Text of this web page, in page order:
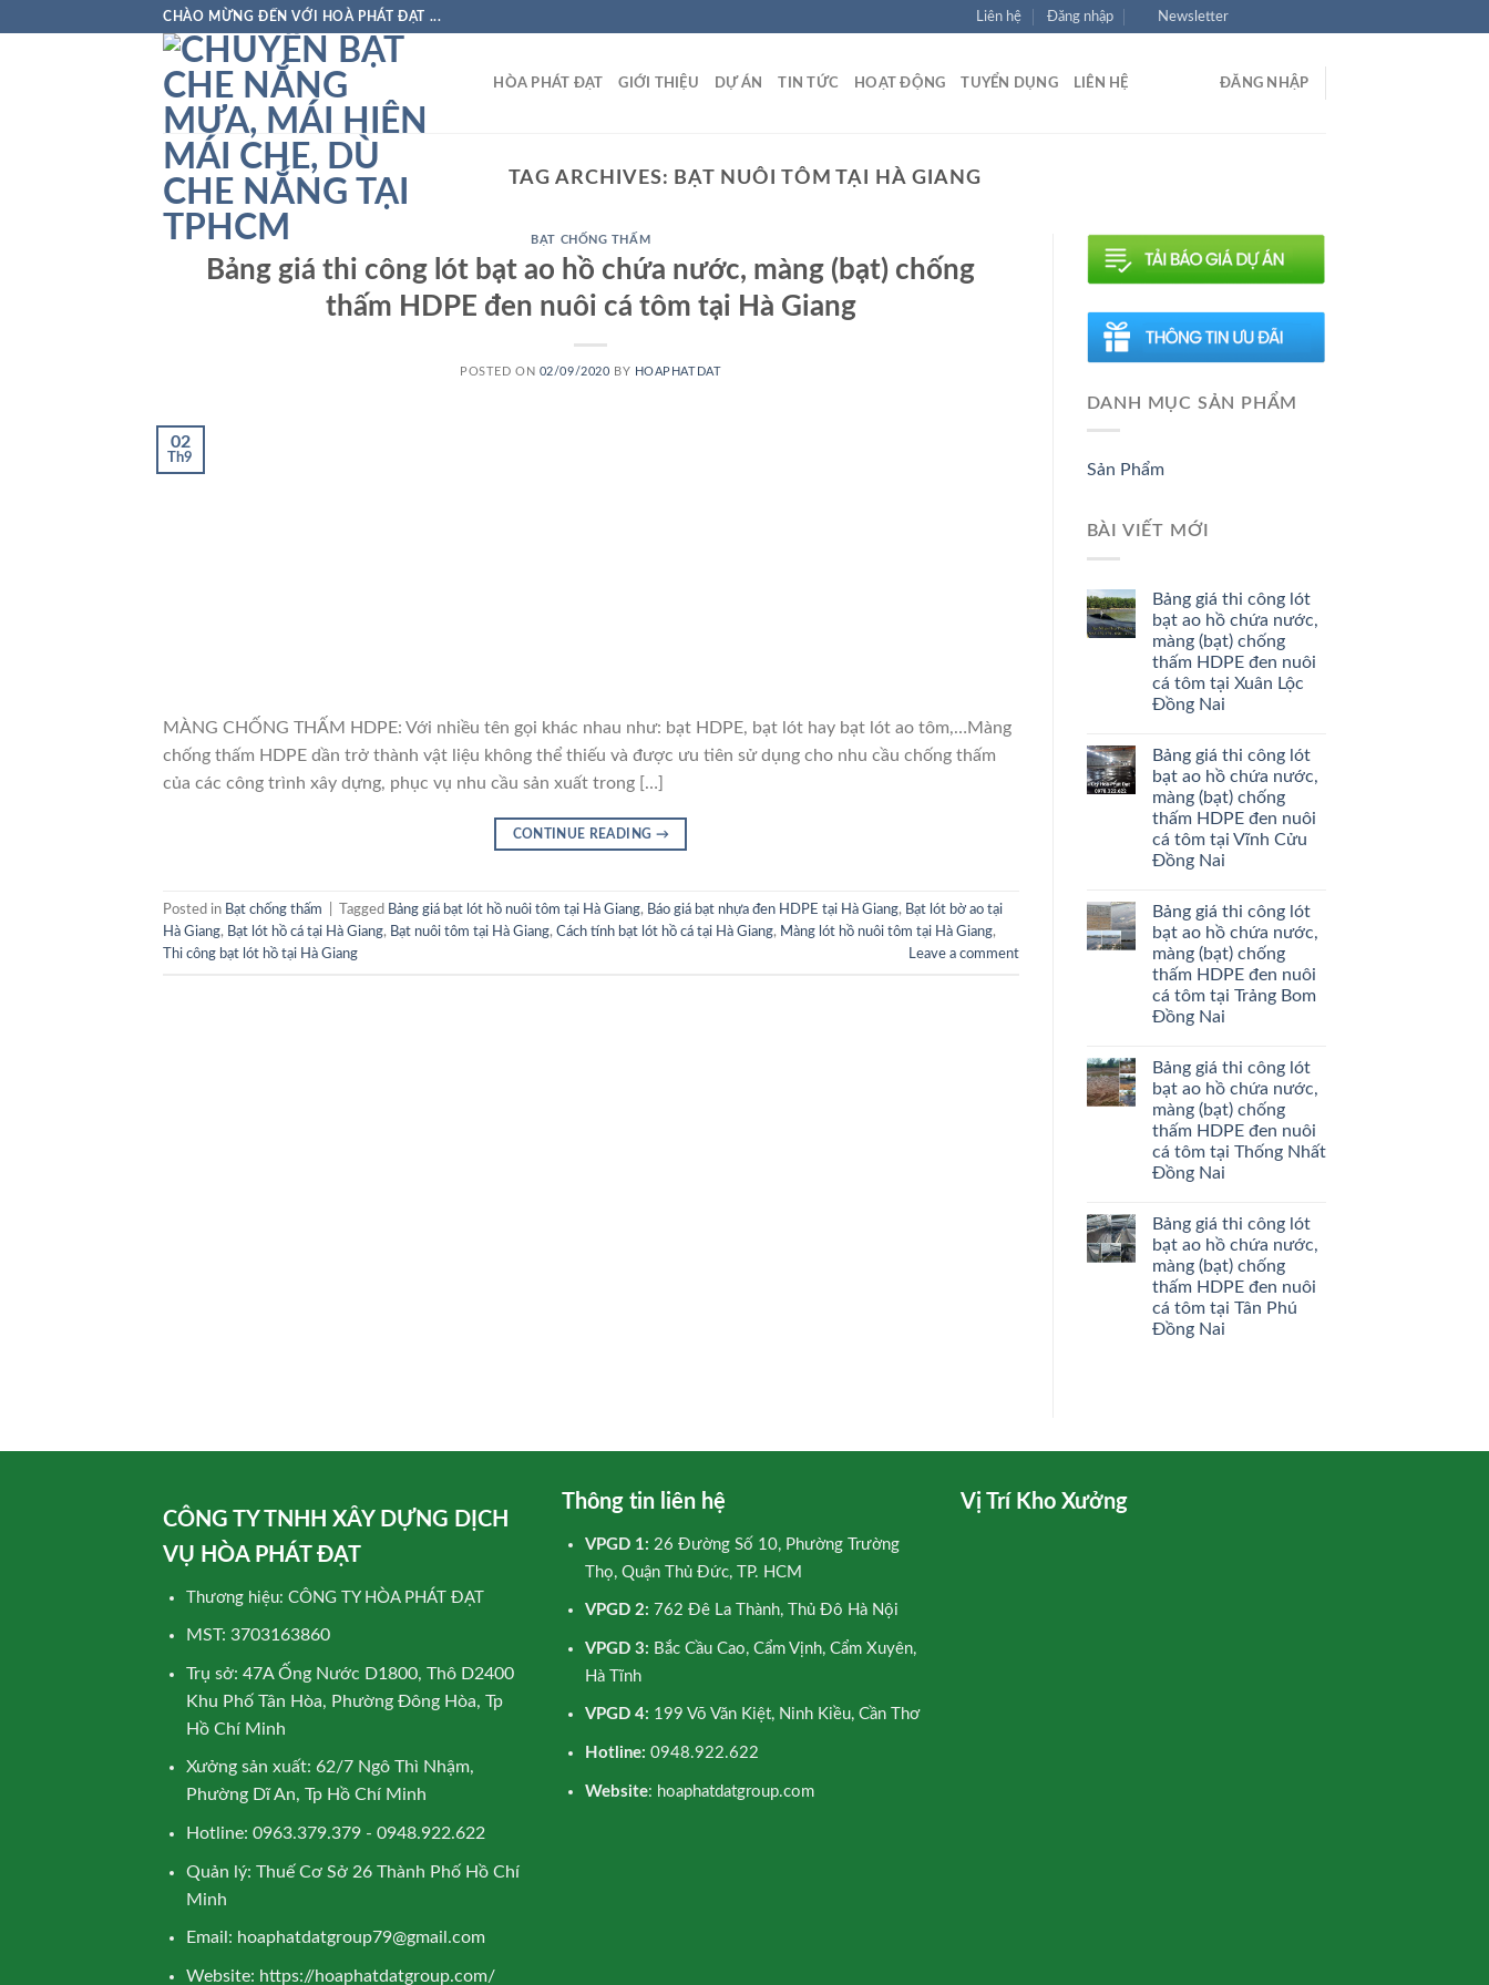
CHÀO MỪNG ĐẾN VỚI HOÀ PHÁT ĐẠT ... Liên hệ Đăng nhập Newsletter
HÒA PHÁT ĐẠT GIỚI THIỆU DỰ ÁN TIN TỨC HOẠT ĐỘNG TUYỂN DỤNG LIÊN HỆ ĐĂNG NHẬP
TAG ARCHIVES: BẠT NUÔI TÔM TẠI HÀ GIANG
BẠT CHỐNG THẤM
Bảng giá thi công lót bạt ao hồ chứa nước, màng (bạt) chống
thấm HDPE đen nuôi cá tôm tại Hà Giang
POSTED ON 02/09/2020 BY HOAPHATDAT
02
Th9
MÀNG CHỐNG THẤM HDPE: Với nhiều tên gọi khác nhau như: bạt HDPE, bạt lót hay bạt lót ao tôm,…Màng
chống thấm HDPE dần trở thành vật liệu không thể thiếu và được ưu tiên sử dụng cho nhu cầu chống thấm
của các công trình xây dựng, phục vụ nhu cầu sản xuất trong […]
CONTINUE READING →
Posted in Bạt chống thấm Tagged Bảng giá bạt lót hồ nuôi tôm tại Hà Giang, Báo giá bạt nhựa đen HDPE tại Hà Giang, Bạt lót bờ ao tại
Hà Giang, Bạt lót hồ cá tại Hà Giang, Bạt nuôi tôm tại Hà Giang, Cách tính bạt lót hồ cá tại Hà Giang, Màng lót hồ nuôi tôm tại Hà Giang,
Thi công bạt lót hồ tại Hà Giang
Leave a comment
DANH MỤC SẢN PHẨM
Sản Phẩm
BÀI VIẾT MỚI
Bảng giá thi công lót
bạt ao hồ chứa nước,
màng (bạt) chống
thấm HDPE đen nuôi
cá tôm tại Xuân Lộc
Đồng Nai
Bảng giá thi công lót
bạt ao hồ chứa nước,
màng (bạt) chống
thấm HDPE đen nuôi
cá tôm tại Vĩnh Cửu
Đồng Nai
Bảng giá thi công lót
bạt ao hồ chứa nước,
màng (bạt) chống
thấm HDPE đen nuôi
cá tôm tại Trảng Bom
Đồng Nai
Bảng giá thi công lót
bạt ao hồ chứa nước,
màng (bạt) chống
thấm HDPE đen nuôi
cá tôm tại Thống Nhất
Đồng Nai
Bảng giá thi công lót
bạt ao hồ chứa nước,
màng (bạt) chống
thấm HDPE đen nuôi
cá tôm tại Tân Phú
Đồng Nai
CÔNG TY TNHH XÂY DỰNG DỊCH
VỤ HÒA PHÁT ĐẠT
Thương hiệu: CÔNG TY HÒA PHÁT ĐẠT
MST: 3703163860
Trụ sở: 47A Ống Nước D1800, Thô D2400
Khu Phố Tân Hòa, Phường Đông Hòa, Tp
Hồ Chí Minh
Xưởng sản xuất: 62/7 Ngô Thì Nhậm,
Phường Dĩ An, Tp Hồ Chí Minh
Hotline: 0963.379.379 - 0948.922.622
Quản lý: Thuế Cơ Sở 26 Thành Phố Hồ Chí
Minh
Email: hoaphatdatgroup79@gmail.com
Website: https://hoaphatdatgroup.com/
Thông tin liên hệ
VPGD 1: 26 Đường Số 10, Phường Trường
Thọ, Quận Thủ Đức, TP. HCM
VPGD 2: 762 Đê La Thành, Thủ Đô Hà Nội
VPGD 3: Bắc Cầu Cao, Cẩm Vịnh, Cẩm Xuyên,
Hà Tĩnh
VPGD 4: 199 Võ Văn Kiệt, Ninh Kiều, Cần Thơ
Hotline: 0948.922.622
Website: hoaphatdatgroup.com
Vị Trí Kho Xưởng